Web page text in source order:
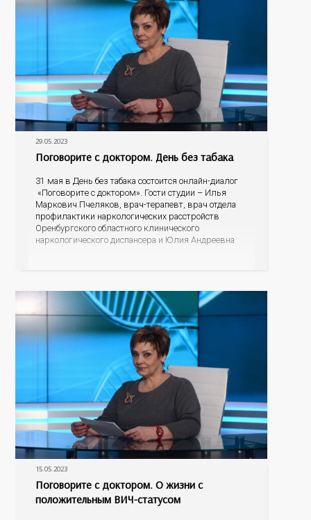
29.05.2023
Поговорите с доктором. День без табака
31 мая в День без табака состоится онлайн-диалог
«Поговорите с доктором». Гости студии – Илья
Маркович Пчеляков, врач-терапевт, врач отдела
профилактики наркологических расстройств
Оренбургского областного клинического
наркологического диспансера и Юлия Андреевна
сигаретный фильтр их задержать?
15.05.2023
Поговорите с доктором. О жизни с
положительным ВИЧ-статусом